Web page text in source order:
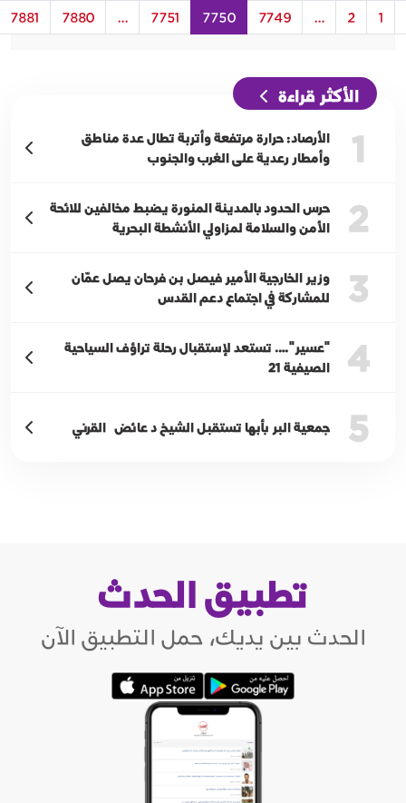
1
2
...
7749
7750
7751
...
7880
7881
الأكثر قراءة
1
الأرصاد: حرارة مرتفعة وأتربة تطال عدة مناطق
وأمطار رعدية على الغرب والجنوب
2
حرس الحدود بالمدينة المنورة يضبط مخالفين للائحة
الأمن والسلامة لمزاولي الأنشطة البحرية
3
وزير الخارجية الأمير فيصل بن فرحان يصل عمّان
للمشاركة في اجتماع دعم القدس
4
"عسير"…. تستعد لإستقبال رحلة تراؤف السياحية
الصيفية 21
5 جمعية البر بأبها تستقبل الشيخ د عائض القرني
تطبيق الحدث
الحدث بين يديك، حمل التطبيق الآن